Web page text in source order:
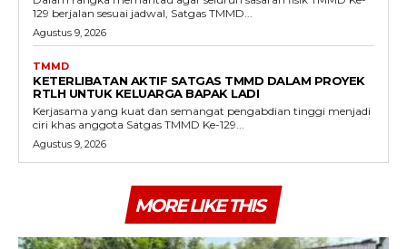
129 berjalan sesuai jadwal, Satgas TMMD...
Agustus 9, 2026
TMMD
KETERLIBATAN AKTIF SATGAS TMMD DALAM PROYEK
RTLH UNTUK KELUARGA BAPAK LADI
Kerjasama yang kuat dan semangat pengabdian tinggi menjadi
ciri khas anggota Satgas TMMD Ke-129...
Agustus 9, 2026
MORE LIKE THIS